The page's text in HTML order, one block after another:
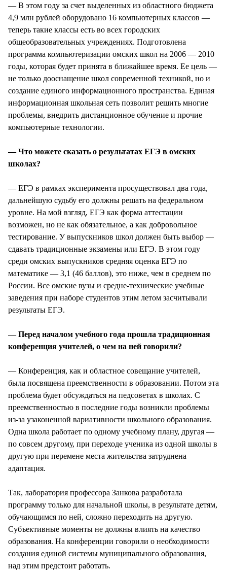
— В этом году за счет выделенных из областного бюджета
4,9 млн рублей оборудовано 16 компьютерных классов —
теперь такие классы есть во всех городских
общеобразовательных учреждениях. Подготовлена
программа компьютеризации омских школ на 2006 — 2010
годы, которая будет принята в ближайшее время. Ее цель —
не только дооснащение школ современной техникой, но и
создание единого информационного пространства. Единая
информационная школьная сеть позволит решить многие
проблемы, внедрить дистанционное обучение и прочие
компьютерные технологии.
— Что можете сказать о результатах ЕГЭ в омских
школах?
— ЕГЭ в рамках эксперимента просуществовал два года,
дальнейшую судьбу его должны решать на федеральном
уровне. На мой взгляд, ЕГЭ как форма аттестации
возможен, но не как обязательное, а как добровольное
тестирование. У выпускников школ должен быть выбор —
сдавать традиционные экзамены или ЕГЭ. В этом году
среди омских выпускников средняя оценка ЕГЭ по
математике — 3,1 (46 баллов), это ниже, чем в среднем по
России. Все омские вузы и средне-технические учебные
заведения при наборе студентов этим летом засчитывали
результаты ЕГЭ.
— Перед началом учебного года прошла традиционная
конференция учителей, о чем на ней говорили?
— Конференция, как и областное совещание учителей,
была посвящена преемственности в образовании. Потом эта
проблема будет обсуждаться на педсоветах в школах. С
преемственностью в последние годы возникли проблемы
из-за узаконенной вариативности школьного образования.
Одна школа работает по одному учебному плану, другая —
по совсем другому, при переходе ученика из одной школы в
другую при перемене места жительства затруднена
адаптация.
Так, лаборатория профессора Занкова разработала
программу только для начальной школы, в результате детям,
обучающимся по ней, сложно переходить на другую.
Субъективные моменты не должны влиять на качество
образования. На конференции говорили о необходимости
создания единой системы муниципального образования,
над этим предстоит работать.